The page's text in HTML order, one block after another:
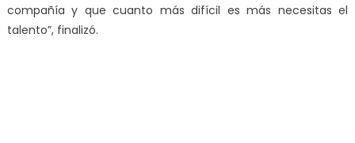
compañía y que cuanto más difícil es más necesitas el
talento”, finalizó.